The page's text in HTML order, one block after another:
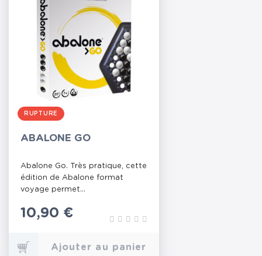
RUPTURE
ABALONE GO
Abalone Go. Très pratique, cette
édition de Abalone format
voyage permet...
Prix
10,90 €
Ajouter au panier